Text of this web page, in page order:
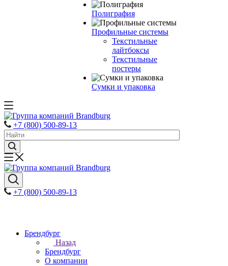
Полиграфия
Профильные системы
Текстильные
лайтбоксы
Текстильные
постеры
Сумки и упаковка
+7 (800) 500-89-13
+7 (800) 500-89-13
Брендбург
Назад
Брендбург
О компании